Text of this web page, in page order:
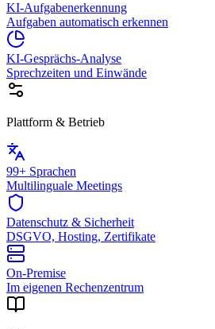
KI-Aufgabenerkennung
Aufgaben automatisch erkennen
KI-Gesprächs-Analyse
Sprechzeiten und Einwände
Plattform & Betrieb
99+ Sprachen
Multilinguale Meetings
Datenschutz & Sicherheit
DSGVO, Hosting, Zertifikate
On-Premise
Im eigenen Rechenzentrum